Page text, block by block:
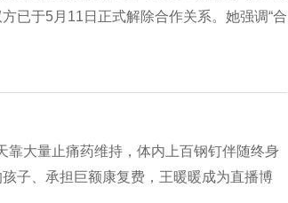
已于5月11日正式解除合作关系。她强调“合
靠大量止痛药维持，体内上百钢钉伴随终身
子、承担巨额康复费，王暖暖成为直播博